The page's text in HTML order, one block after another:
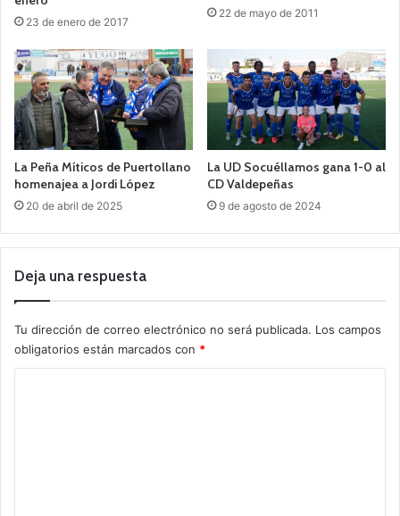
23 de enero de 2017
22 de mayo de 2011
La Peña Míticos de Puertollano
homenajea a Jordi López
20 de abril de 2025
La UD Socuéllamos gana 1-0 al
CD Valdepeñas
9 de agosto de 2024
Deja una respuesta
Tu dirección de correo electrónico no será publicada. Los campos
obligatorios están marcados con *